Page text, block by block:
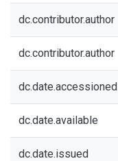
dc.contributor.author
dc.contributor.author
dc.date.accessioned
dc.date.available
dc.date.issued